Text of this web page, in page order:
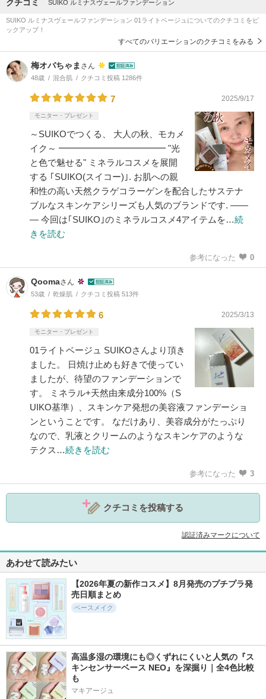
クチコミ SUIKO ルミナスヴェールファンデーション
SUIKO ルミナスヴェールファンデーション 01ライトベージュについてのクチコミをピ
ックアップ！
すべてのバリエーションのクチコミをみる
梅オバちゃま さん
48歳 混合肌 クチコミ投稿 1286件
7 2025/9/17
モニター・プレゼント
～SUIKOでつくる、 大人の秋、モカメ
イク～ ━━━━━━━━━━━━ "光
と色で魅せる" ミネラルコスメを展開
する ｢SUIKO(スイコー)｣. お肌への親
和性の高い天然クラゲコラーゲンを配合したサステナ
ブルなスキンケアシリーズも人気のブランドです. ――
― 今回は｢SUIKO｣のミネラルコスメ4アイテムを…続
きを読む
参考になった 0
Qoomaさん
53歳 乾燥肌 クチコミ投稿 513件
6 2025/3/13
モニター・プレゼント
01ライトベージュ SUIKOさんより頂き
ました。 日焼け止めも好きで使ってい
ましたが、待望のファンデーションで
す。 ミネラル+天然由来成分100%（S
UIKO基準）、スキンケア発想の美容液ファンデーショ
ンということです。 なだけあり、美容成分がたっぷり
なので、乳液とクリームのようなスキンケアのような
テクス…続きを読む
参考になった 3
クチコミを投稿する
認証済みマークについて
あわせて読みたい
【2026年夏の新作コスメ】8月発売のプチプラ発
売日順まとめ
ベースメイク
高温多湿の環境にも◎くずれにくいと人気の『ス
キンセンサーベース NEO』を深掘り｜全4色比較
も
マキアージュ